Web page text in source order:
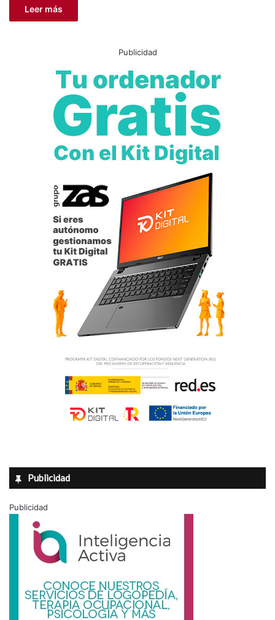
Leer más
Publicidad
Publicidad
Publicidad